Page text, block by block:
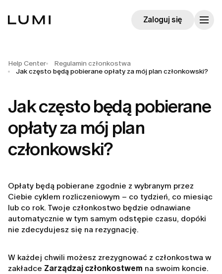
Zaloguj się
Help Center
Regulamin członkostwa
Jak często będą pobierane opłaty za mój plan członkowski?
Jak często będą pobierane
opłaty za mój plan
członkowski?
Opłaty będą pobierane zgodnie z wybranym przez
Ciebie cyklem rozliczeniowym – co tydzień, co miesiąc
lub co rok. Twoje członkostwo będzie odnawiane
automatycznie w tym samym odstępie czasu, dopóki
nie zdecydujesz się na rezygnację.
W każdej chwili możesz zrezygnować z członkostwa w
zakładce Zarządzaj członkostwem na swoim koncie.